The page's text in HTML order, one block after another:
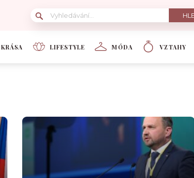
KRÁSA LIFESTYLE MÓDA VZTAHY